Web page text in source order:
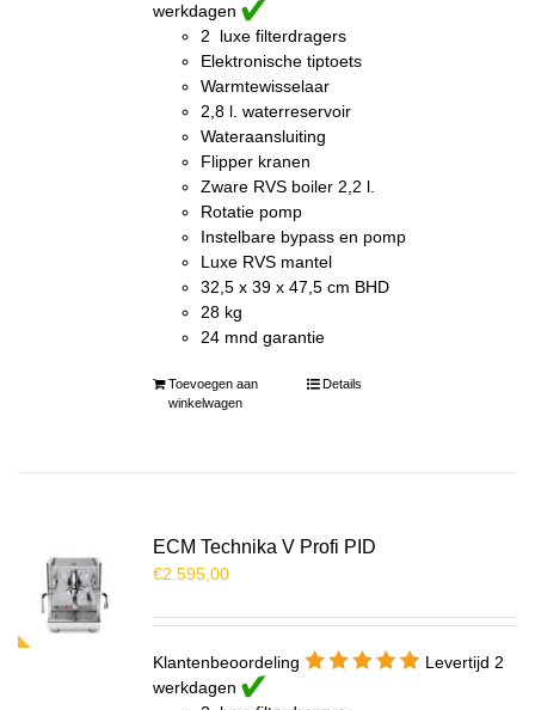
werkdagen
2 luxe filterdragers
Elektronische tiptoets
Warmtewisselaar
2,8 l. waterreservoir
Wateraansluiting
Flipper kranen
Zware RVS boiler 2,2 l.
Rotatie pomp
Instelbare bypass en pomp
Luxe RVS mantel
32,5 x 39 x 47,5 cm BHD
28 kg
24 mnd garantie
Toevoegen aan
winkelwagen
Details
ECM Technika V Profi PID
€2.595,00
Klantenbeoordeling
Levertijd 2
werkdagen